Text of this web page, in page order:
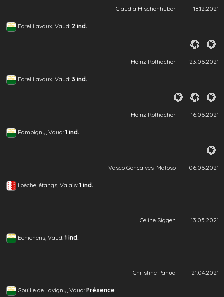
Claudia Hischenhuber 18.12.2021
Forel Lavaux, Vaud: 2 ind.
Heinz Rothacher 23.06.2021
Forel Lavaux, Vaud: 3 ind.
Heinz Rothacher 16.06.2021
Pampigny, Vaud: 1 ind.
Vasco Gonçalves-Matoso 06.06.2021
Loèche, étangs, Valais: 1 ind.
Céline Siggen 13.05.2021
Echichens, Vaud: 1 ind.
Christine Pahud 21.04.2021
Gouille de Lavigny, Vaud: Présence